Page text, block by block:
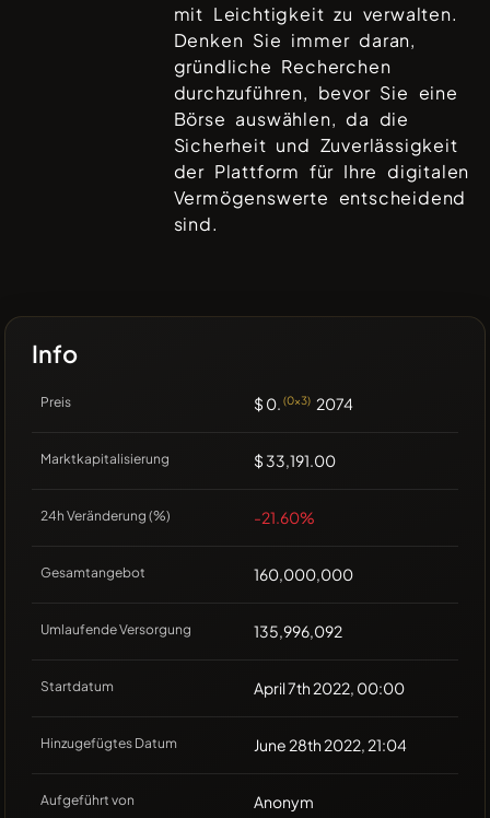
mit Leichtigkeit zu verwalten.
Denken Sie immer daran,
gründliche Recherchen
durchzuführen, bevor Sie eine
Börse auswählen, da die
Sicherheit und Zuverlässigkeit
der Plattform für Ihre digitalen
Vermögenswerte entscheidend
sind.
Info
Preis $ 0. (0x3) 2074
Marktkapitalisierung $ 33,191.00
24h Veränderung (%) -21.60%
Gesamtangebot 160,000,000
Umlaufende Versorgung 135,996,092
Startdatum April 7th 2022, 00:00
Hinzugefügtes Datum June 28th 2022, 21:04
Aufgeführt von Anonym